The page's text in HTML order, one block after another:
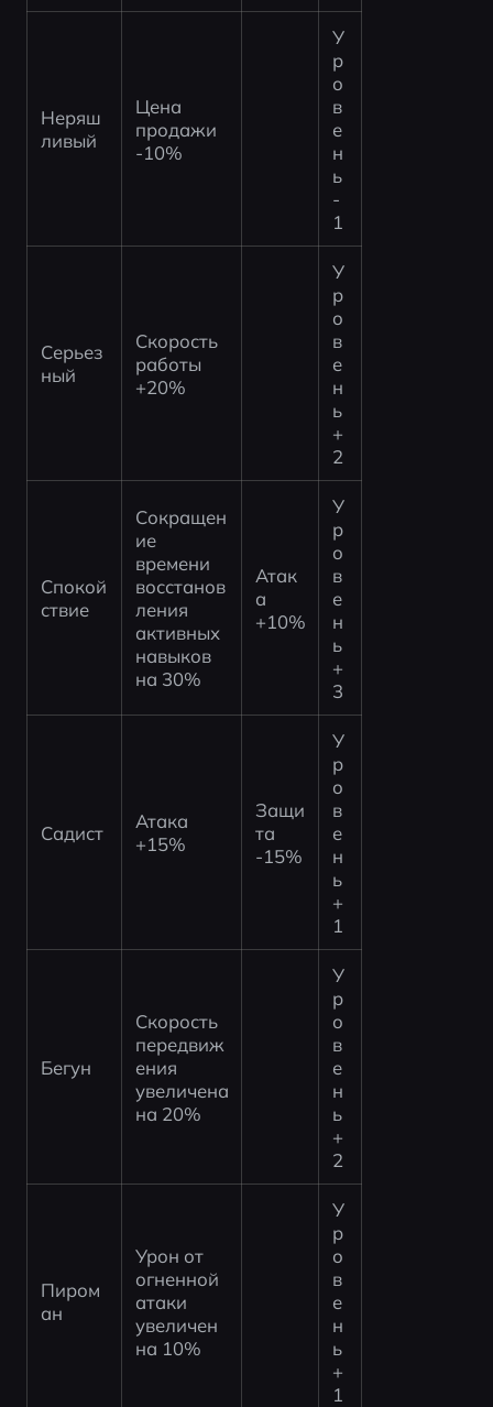
Неряш
ливый
Цена
продажи
-10%
У
р
о
в
е
н
ь
-
1
Серьез
ный
Скорость
работы
+20%
У
р
о
в
е
н
ь
+
2
Спокой
ствие
Сокращен
ие
времени
восстанов
ления
активных
навыков
на 30%
Атак
а
+10%
У
р
о
в
е
н
ь
+
3
Садист
Атака
+15%
Защи
та
-15%
У
р
о
в
е
н
ь
+
1
Бегун
Скорость
передвиж
ения
увеличена
на 20%
У
р
о
в
е
н
ь
+
2
Пиром
ан
Урон от
огненной
атаки
увеличен
на 10%
У
р
о
в
е
н
ь
+
1